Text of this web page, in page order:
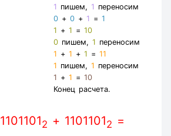
1 пишем, 1 переносим
0 +0 + 1 =1
1 +1 =10
0 пишем,1 переносим
1 +1 +1 =11
1 пишем,1 переносим
1 +1 =10
Конец расчета.
2 + 11011012 =